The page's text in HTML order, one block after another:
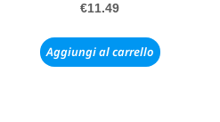
€11.49
Aggiungi al carrello